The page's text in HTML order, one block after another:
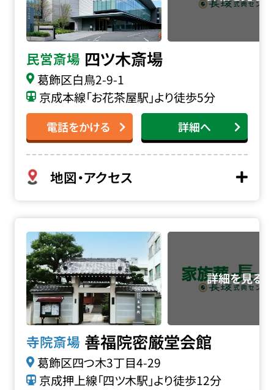
民営斎場 四ツ木斎場
葛飾区白鳥2-9-1
京成本線「お花茶屋駅」より徒歩5分
電話をかける 詳細へ
地図・アクセス
寺院斎場 善福院密厳堂会館
葛飾区四つ木3丁目4-29
京成押上線「四ツ木駅」より徒歩12分